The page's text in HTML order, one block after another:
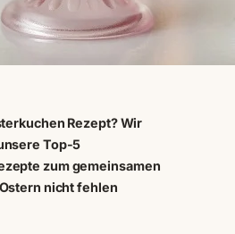
Rezept? Wir
Top-5
zum gemeinsamen
nicht fehlen